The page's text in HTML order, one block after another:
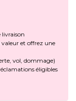
livraison
valeur et offrez une
vol, dommage)
éligibles